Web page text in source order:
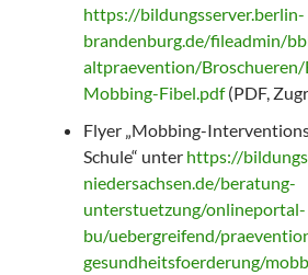
https://bildungsserver.berlin-
brandenburg.de/fileadmin/
altpraevention/Broschueren/
Mobbing-Fibel.pdf(PDF,
Flyer „Mobbing-
Schule“ unter https://
niedersachsen.de/beratung-
unterstuetzung/onlineportal-
bu/uebergreifend/
gesundheitsfoerderung/